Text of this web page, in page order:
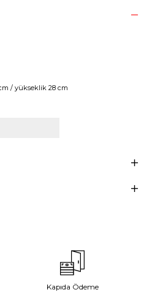
/ yükseklik 28 cm
Kapıda Ödeme